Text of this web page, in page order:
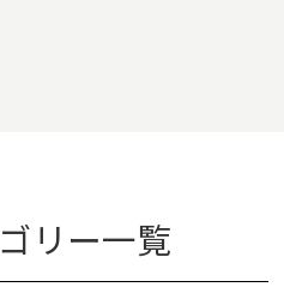
リー一覧